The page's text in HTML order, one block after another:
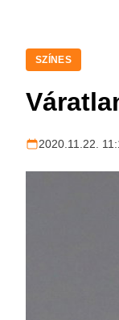
SZÍNES
2020.11.22.